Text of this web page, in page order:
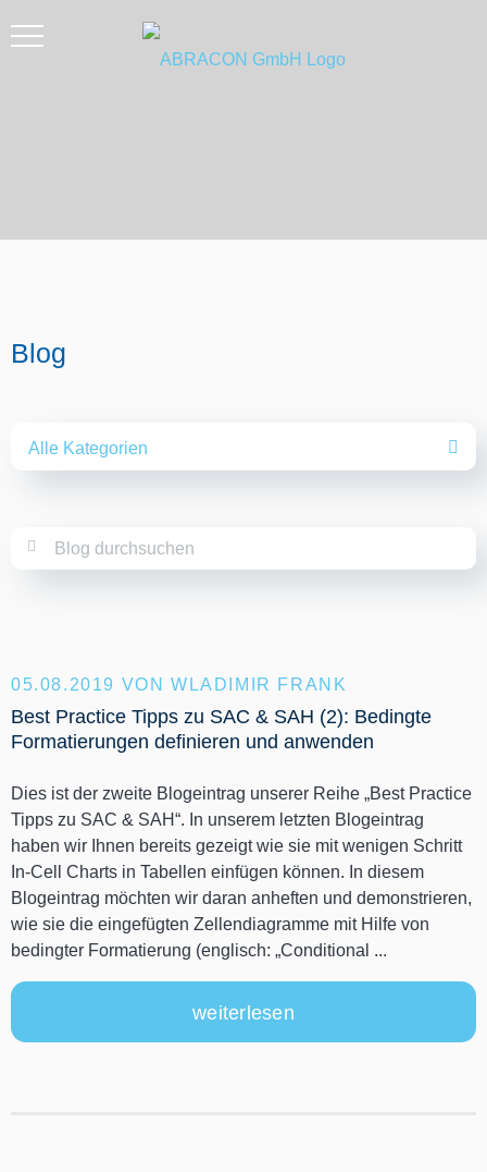
Blog
Alle Kategorien
05.08.2019 VON WLADIMIR FRANK
Best Practice Tipps zu SAC & SAH (2): Bedingte
Formatierungen definieren und anwenden
Dies ist der zweite Blogeintrag unserer Reihe „Best Practice
Tipps zu SAC & SAH“. In unserem letzten Blogeintrag
haben wir Ihnen bereits gezeigt wie sie mit wenigen Schritt
In-Cell Charts in Tabellen einfügen können. In diesem
Blogeintrag möchten wir daran anheften und demonstrieren,
wie sie die eingefügten Zellendiagramme mit Hilfe von
bedingter Formatierung (englisch: „Conditional ...
weiterlesen